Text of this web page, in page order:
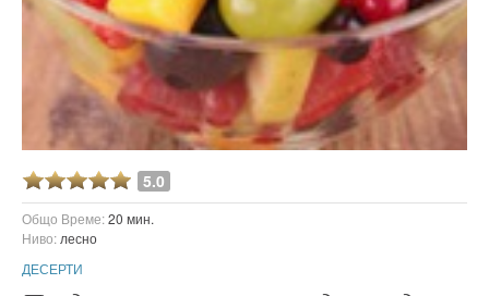
5.0
Общо Време:20 мин.
Ниво: лесно
ДЕСЕРТИ